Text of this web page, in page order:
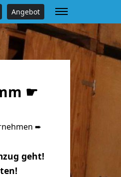
Angebot
☛
➨
geht!